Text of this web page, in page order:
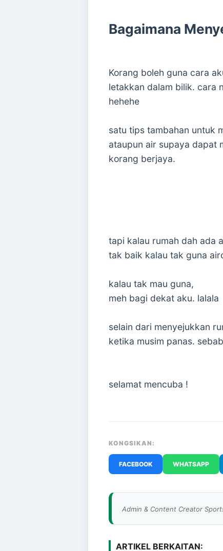
Bagaimana
Korang boleh guna cara
letakkan dalam bilik. cara
hehehe
satu tips tambahan untuk
ataupun air supaya dapat
korang berjaya.
tapi kalau rumah dah ada
tak baik kalau tak guna
kalau tak mau guna,
meh bagi dekat aku. lalala
selain dari menyejukkan
ketika musim panas.
selamat mencuba !
KONGSIKAN:
FACEBOOK WHATSAPP
Admin & Content Creator
ARTIKEL BERKAITAN: